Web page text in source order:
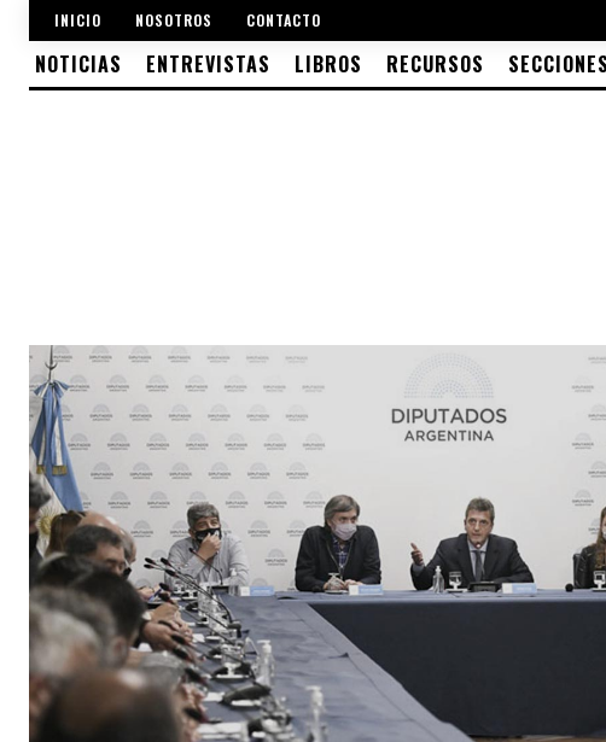
INICIO NOSOTROS CONTACTO
NOTICIAS ENTREVISTAS LIBROS RECURSOS SECCIONES